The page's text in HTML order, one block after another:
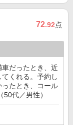
72.92点
だったとき、近
くれる。予約し
たとき、コール
代／男性）